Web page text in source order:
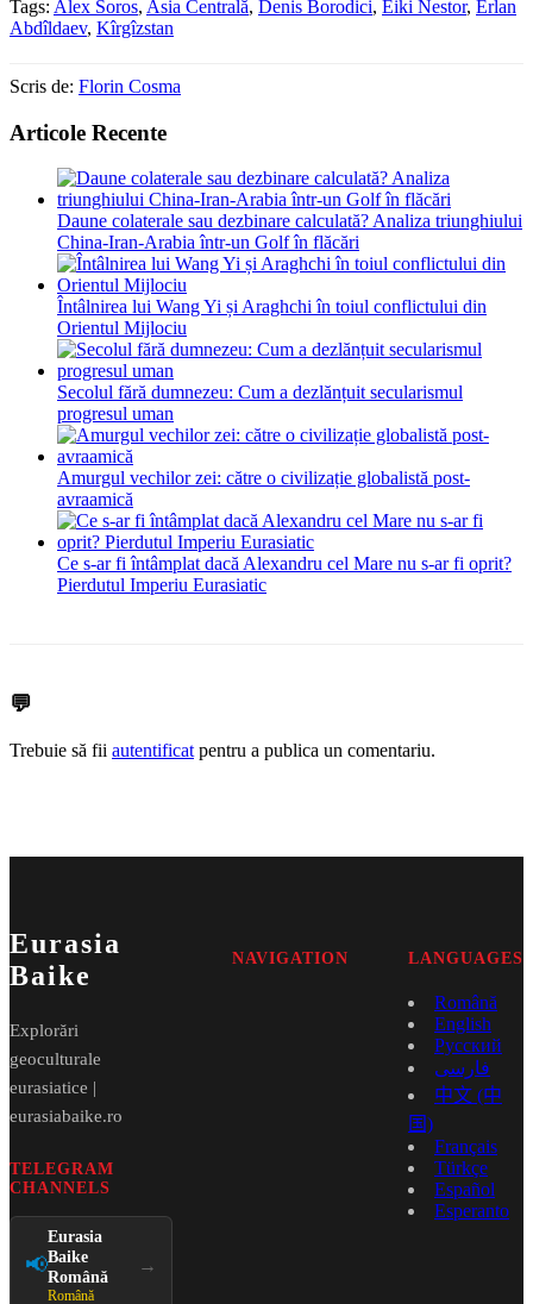
Tags: Alex Soros, Asia Centrală, Denis Borodici, Eiki Nestor, Erlan
Abdîldaev, Kîrgîzstan
Scris de: Florin Cosma
Articole Recente
Daune colaterale sau dezbinare calculată? Analiza triunghiului
China-Iran-Arabia într-un Golf în flăcări
Întâlnirea lui Wang Yi și Araghchi în toiul conflictului din
Orientul Mijlociu
Secolul fără dumnezeu: Cum a dezlănțuit secularismul
progresul uman
Amurgul vechilor zei: către o civilizație globalistă post-
avraamică
Ce s-ar fi întâmplat dacă Alexandru cel Mare nu s-ar fi oprit?
Pierdutul Imperiu Eurasiatic
💬
Trebuie să fii autentificat pentru a publica un comentariu.
Eurasia
Baike
Explorări
geoculturale
eurasiatice |
eurasiabaike.ro
TELEGRAM
CHANNELS
📢
Eurasia
Baike
Română
Română
→
NAVIGATION LANGUAGES
Română
English
Русский
فارسی
中文 (中
国)
Français
Türkçe
Español
Esperanto